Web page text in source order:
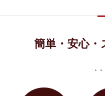
簡単・安心・